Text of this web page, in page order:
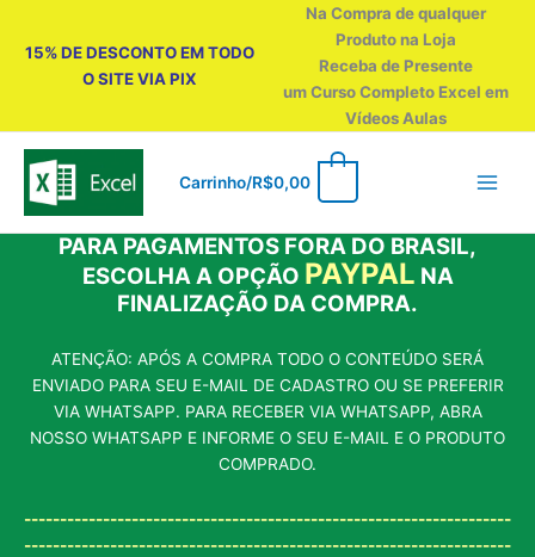
15% DE DESCONTO EM TODO
O SITE VIA PIX
Na Compra de qualquer
Produto na Loja
Receba de Presente
um Curso Completo Excel em
Vídeos Aulas
Carrinho/R$0,00
PARA PAGAMENTOS FORA DO BRASIL,
ESCOLHA A OPÇÃO PAYPAL NA
FINALIZAÇÃO DA COMPRA.
ATENÇÃO: APÓS A COMPRA TODO O CONTEÚDO SERÁ
ENVIADO PARA SEU E-MAIL DE CADASTRO OU SE PREFERIR
VIA WHATSAPP. PARA RECEBER VIA WHATSAPP, ABRA
NOSSO WHATSAPP E INFORME O SEU E-MAIL E O PRODUTO
COMPRADO.
--------------------------------------------------------------------
--------------------------------------------------------------------